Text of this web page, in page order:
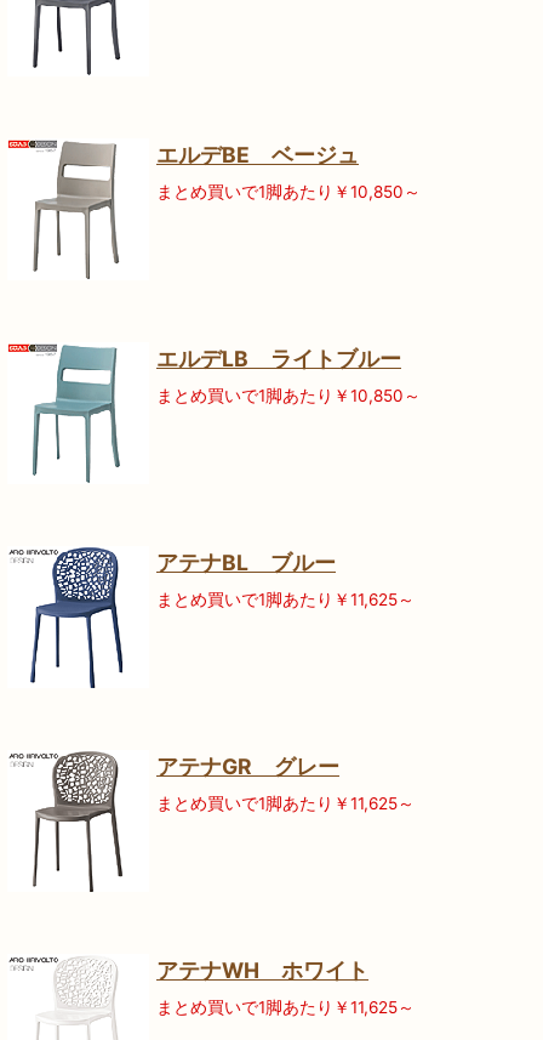
エルデBE ベージュ
まとめ買いで1脚あたり￥10,850～
エルデLB ライトブルー
まとめ買いで1脚あたり￥10,850～
アテナBL ブルー
まとめ買いで1脚あたり￥11,625～
アテナGR グレー
まとめ買いで1脚あたり￥11,625～
アテナWH ホワイト
まとめ買いで1脚あたり￥11,625～